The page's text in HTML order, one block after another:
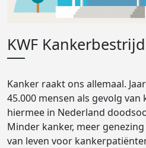
KWF
Kanker raakt ons allemaal.
45.000 mensen als gevolg van
hiermee in Nederland
Minder kanker, meer
van leven voor